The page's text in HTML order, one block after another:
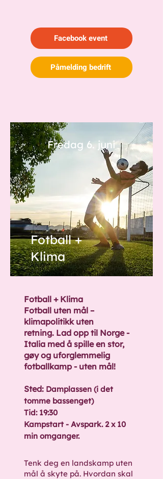
Facebook event
Påmelding bedrift
Fredag 6. juni
Fotball +
Klima
Fotball + Klima
Fotball uten mål –
klimapolitikk uten
retning. Lad opp til Norge -
Italia med å spille en stor,
gøy og uforglemmelig
fotballkamp - uten mål!
Sted: Damplassen (i det
tomme bassenget)
Tid: 19:30
Kampstart - Avspark. 2 x 10
min omganger.
Tenk deg en landskamp uten
mål å skyte på. Hvordan skal